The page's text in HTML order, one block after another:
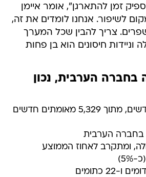
זמן להתארגן", אומר איימן
לשיפור. אנחנו לומדים את זה,
צריך להבין שכל המערך
חיסונים הוא בן פחות
בחברה הערבית, נכון
392 מאומתים חדשים, מתוך 5,329 מאומתים חדשים
ומתקרב לאחוז הממוצע
22 כתומים